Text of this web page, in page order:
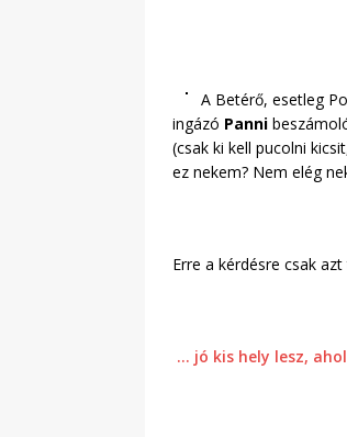
A Betérő, esetleg
ingázó Panni
(csak ki kell pucolni
ez nekem? Nem elég
Erre a kérdésre csak
… jó kis hely lesz,